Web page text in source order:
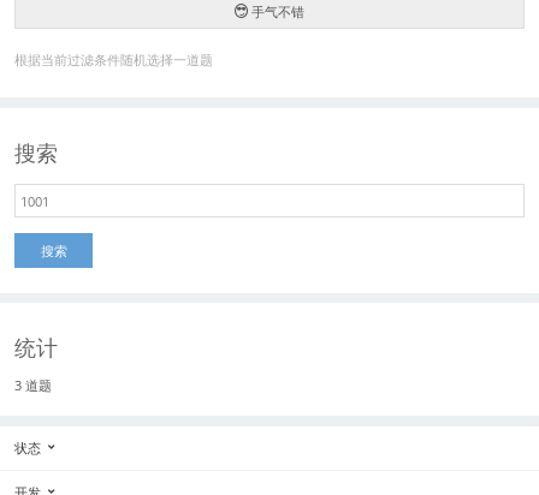
手气不错
根据当前过滤条件随机选择一道题
搜索
搜索
统计
3 道题
状态